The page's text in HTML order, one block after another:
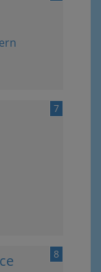
7
8